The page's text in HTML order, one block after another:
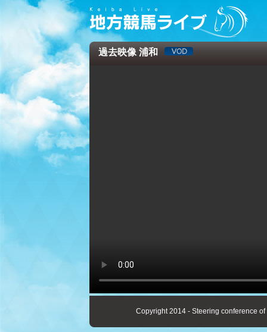
過去映像 浦和
Copyright 2014 - Steering conference